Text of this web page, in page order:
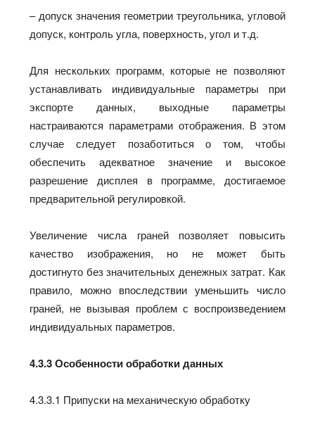
– допуск значения геометрии треугольника, угловой
допуск, контроль угла, поверхность, угол и т.д.
Для нескольких программ, которые не позволяют
устанавливать индивидуальные параметры при
экспорте данных, выходные параметры
настраиваются параметрами отображения. В этом
случае следует позаботиться о том, чтобы
обеспечить адекватное значение и высокое
разрешение дисплея в программе, достигаемое
предварительной регулировкой.
Увеличение числа граней позволяет повысить
качество изображения, но не может быть
достигнуто без значительных денежных затрат. Как
правило, можно впоследствии уменьшить число
граней, не вызывая проблем с воспроизведением
индивидуальных параметров.
4.3.3 Особенности обработки данных
4.3.3.1 Припуски на механическую обработку